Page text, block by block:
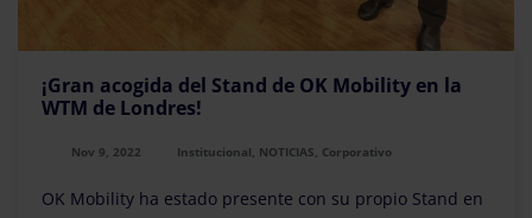
¡Gran acogida del Stand de OK Mobility en la
WTM de Londres!
Nov 9, 2022 Institucional, NOTICIAS, Corporativo
OK Mobility ha estado presente con su propio Stand en